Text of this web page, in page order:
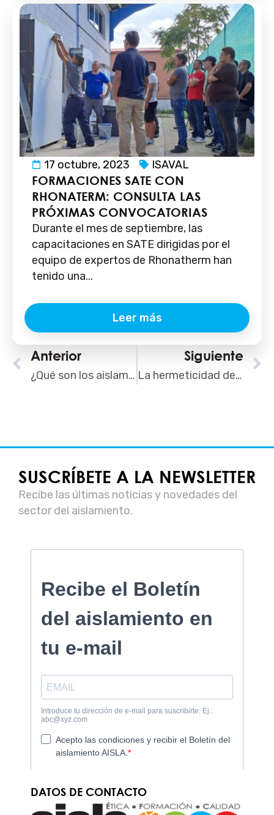
17 octubre, 2023 ISAVAL
FORMACIONES SATE CON
RHONATERM: CONSULTA LAS
PRÓXIMAS CONVOCATORIAS
Durante el mes de septiembre, las
capacitaciones en SATE dirigidas por el
equipo de expertos de Rhonatherm han
tenido una...
Leer más
Ant
Anterior
¿Qué son los aislamientos sostenibles?
Siguiente
La hermeticidad de la envolvente
SUSCRÍBETE A LA NEWSLETTER
Recibe las últimas noticias y novedades del
sector del aislamiento.
DATOS DE CONTACTO